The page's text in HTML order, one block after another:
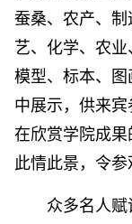
蚕桑、农产、
艺、化学、农
模型、标本、
中展示，供来
在欣赏学院成果
此情此景，令参
众多名人赋